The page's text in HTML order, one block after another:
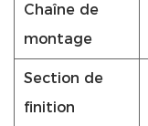
Chaîne de
montage
Section de
finition